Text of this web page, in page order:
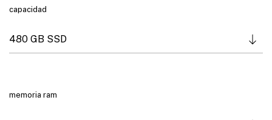
capacidad
memoria ram